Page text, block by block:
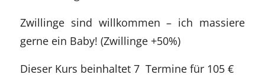
Zwillinge sind willkommen – ich massiere
gerne ein Baby! (Zwillinge +50%)
Dieser Kurs beinhaltet 7 Termine für 105 €